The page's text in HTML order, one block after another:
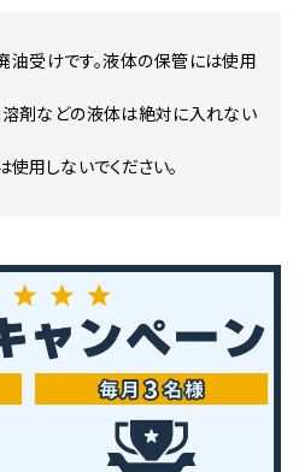
油受けです。液体の保管には使用
溶剤などの液体は絶対に入れない
用しないでください。